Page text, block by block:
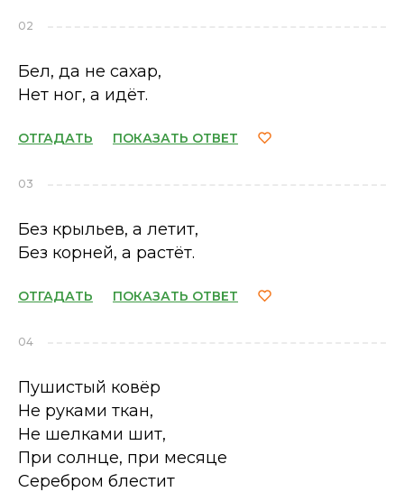
02
Бел, да не сахар,
Нет ног, а идёт.
ОТГАДАТЬ ПОКАЗАТЬ ОТВЕТ
03
Без крыльев, а летит,
Без корней, а растёт.
ОТГАДАТЬ ПОКАЗАТЬ ОТВЕТ
04
Пушистый ковёр
Не руками ткан,
Не шелками шит,
При солнце, при месяце
Серебром блестит